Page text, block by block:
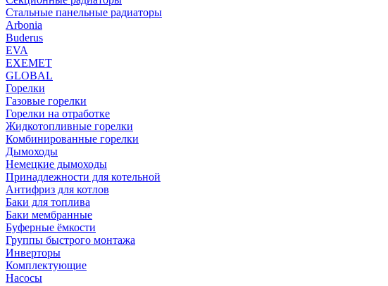
Стальные панельные радиаторы
Arbonia
Buderus
EVA
EXEMET
GLOBAL
Горелки
Газовые горелки
Горелки на отработке
Жидкотопливные горелки
Комбинированные горелки
Дымоходы
Немецкие дымоходы
Принадлежности для котельной
Антифриз для котлов
Баки для топлива
Баки мембранные
Буферные ёмкости
Группы быстрого монтажа
Инверторы
Комплектующие
Насосы